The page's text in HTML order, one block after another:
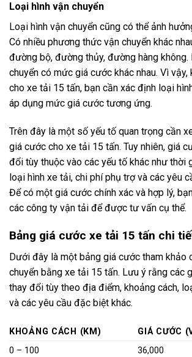
Loại hình vận chuyển
Loại hình vận chuyển cũng có thể ảnh
Có nhiều phương thức vận chuyển khác
đường bộ, đường thủy, đường hàng
chuyển có mức giá cước khác nhau. Vì
cho xe tải 15 tấn, bạn cần xác định loại
áp dụng mức giá cước tương ứng.
Trên đây là một số yếu tố quan trọng cần
giá cước cho xe tải 15 tấn. Tuy nhiên, giá
đổi tùy thuộc vào các yếu tố khác như thời
loại hình xe tải, chi phí phụ trợ và các yêu
Để có một giá cước chính xác và hợp lý,
các công ty vận tải để được tư vấn cụ thể.
Bảng giá cước xe tải 15 tấn chi
Dưới đây là một bảng giá cước tham khảo
chuyển bằng xe tải 15 tấn. Lưu ý rằng các
thay đổi tùy theo địa điểm, khoảng cách,
và các yêu cầu đặc biệt khác.
KHOẢNG CÁCH (KM)
GIÁ CƯỚC
0 – 100
36,000